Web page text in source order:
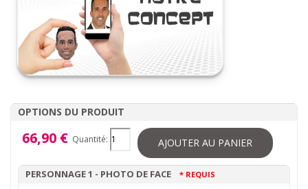
OPTIONS DU PRODUIT
66,90 € Quantité: AJOUTER AU PANIER
PERSONNAGE 1 - PHOTO DE FACE * REQUIS